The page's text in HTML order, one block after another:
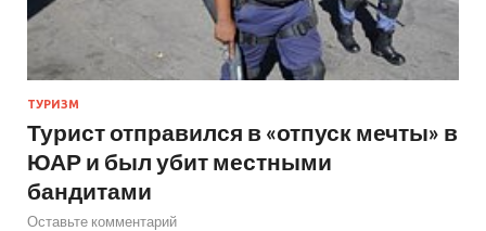
ТУРИЗМ
Турист отправился в «отпуск мечты» в
ЮАР и был убит местными
бандитами
Оставьте комментарий